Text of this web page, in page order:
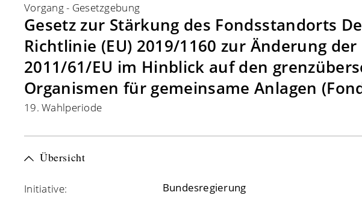
Vorgang- Gesetzgebung
Gesetz zur Stärkung des Fondsstandorts
Richtlinie (EU) 2019/1160 zur Änderung
2011/61/EU im Hinblick auf den
Organismen für gemeinsame Anlagen
19. Wahlperiode
Übersicht
Initiative:
Bundesregierung